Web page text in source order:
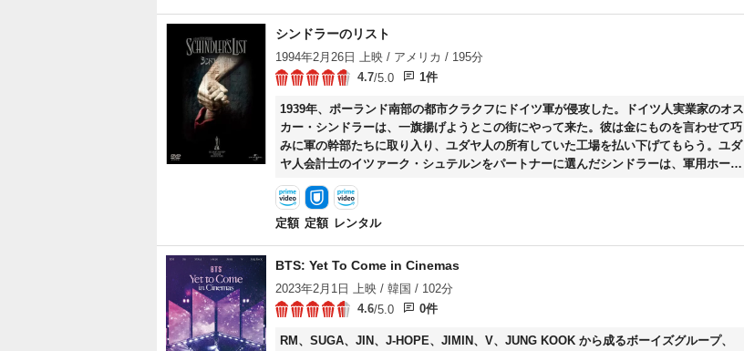
シンドラーのリスト
1994年2月26日 上映 / アメリカ / 195分
4.7/5.0 1件
1939年、ポーランド南部の都市クラクフにドイツ軍が侵攻した。ドイツ人実業家のオス
カー・シンドラーは、一旗揚げようとこの街にやって来た。彼は金にものを言わせて巧
みに軍の幹部たちに取り入り、ユダヤ人の所有していた工場を払い下げてもらう。ユダ
ヤ人会計士のイツァーク・シュテルンをパートナーに選んだシンドラーは、軍用ホーロ
ー容器の事業を始める。41年3月、ユダヤ人たちは壁に囲まれたゲットー（居住区）に住
むことを義務づけられる。シュテルンの活躍で、ゲットーのユダヤ人たちが無償の労働
力として、シンドラーの工場に続々と集められ事業はたちまち軌道に乗る。
定額 定額 レンタル
BTS: Yet To Come in Cinemas
2023年2月1日 上映 / 韓国 / 102分
4.6/5.0 0件
RM、SUGA、JIN、J-HOPE、JIMIN、V、JUNG KOOK から成るボーイズグループ、